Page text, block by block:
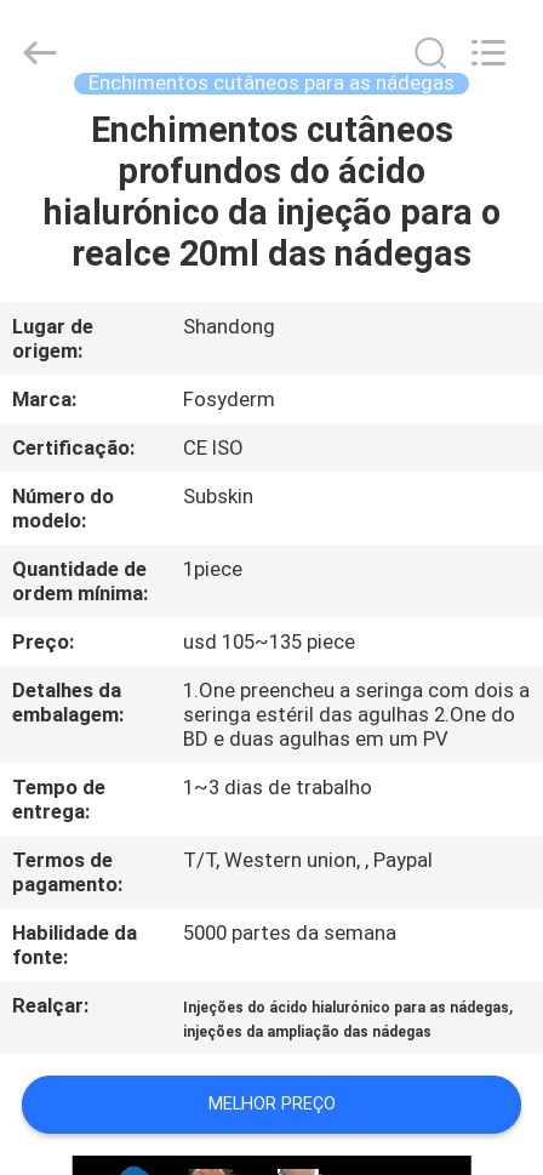
PRODUTOS
SOBRE
NÓS
VISITA
À
FÁBRICA
CONTROLE
DE
QUALIDADE
NOS
NOTÍCIAS
CASOS
UM
ORÇAMENTO
International
Trading
Enchimentos cutâneos para as nádegas
Enchimentos cutâneos
profundos do ácido
hialurónico da injeção para o
realce 20ml das nádegas
Lugar de
origem:
Shandong
Marca:
Fosyderm
Certificação:
CE ISO
Número do
modelo:
Subskin
Quantidade de
ordem mínima:
1piece
Preço:
usd 105~135 piece
Detalhes da
embalagem:
1.One preencheu a seringa com dois a
seringa estéril das agulhas 2.One do
BD e duas agulhas em um PV
Tempo de
entrega:
1~3 dias de trabalho
Termos de
pagamento:
T/T, Western union, , Paypal
Habilidade da
fonte:
5000 partes da semana
Realçar: Injeções do ácido hialurónico para as nádegas,
injeções da ampliação das nádegas
MELHOR PREÇO